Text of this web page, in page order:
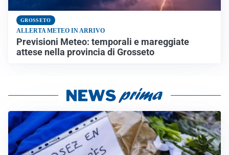
GROSSETO
ALLERTA METEO IN ARRIVO
Previsioni Meteo: temporali e mareggiate
attese nella provincia di Grosseto